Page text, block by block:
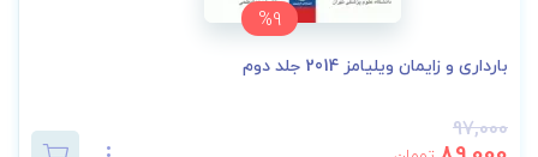
%9
بارداری و زایمان ویلیامز 2014 جلد دوم
97,000